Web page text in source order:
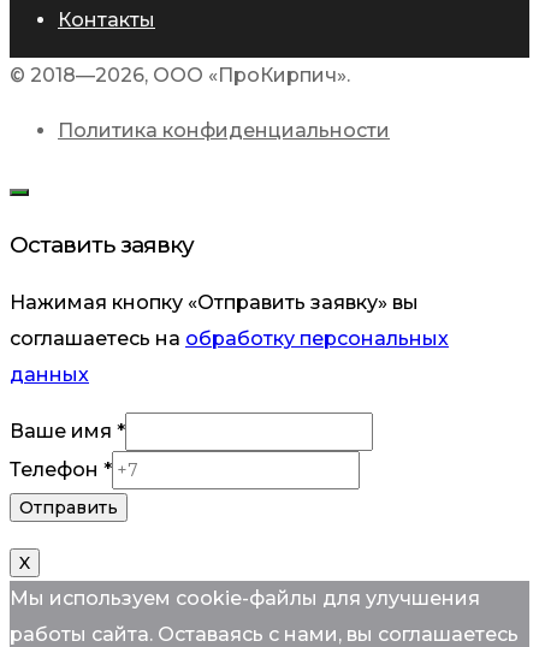
Контакты
© 2018—2026, ООО «ПроКирпич».
Политика конфиденциальности
Оставить заявку
Нажимая кнопку «Отправить заявку» вы
соглашаетесь на обработку персональных
данных
Ваше имя *
Телефон
имя
Телефон *
Отправить
X
Мы используем cookie-файлы для улучшения
работы сайта. Оставаясь с нами, вы соглашаетесь